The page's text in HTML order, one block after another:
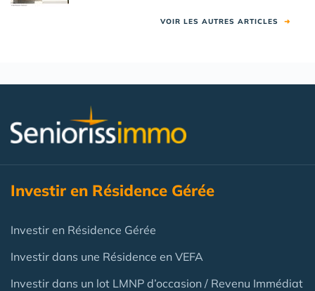
VOIR LES AUTRES ARTICLES ➜
Investir en Résidence Gérée
Investir en Résidence Gérée
Investir dans une Résidence en VEFA
Investir dans un lot LMNP d’occasion / Revenu Immédiat